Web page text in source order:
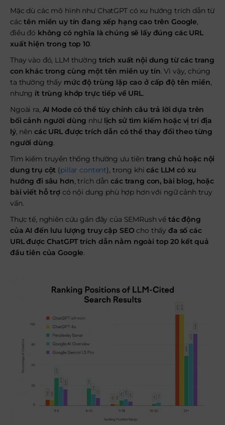
Mặc dù các mô hình như ChatGPT có xu hướng trích dẫn từ
cáctên miền uy tín đang xếp hạng cao trên Google,
điều đó không có nghĩa là chúng sẽ lấy đúng các URL
xuất hiện trong top 10.
Thay vào đó, LLM thường trích xuất nội dung từ các trang
con khác trong cùng một tên miền uy tín. Vì vậy, chúng
ta thường thấy mức độ trùng lặp cao ở cấp độ tên miền,
nhưng ít trùng khớp trực tiếp về URL.
Ngoài ra, AI Mode có thể tùy chỉnh câu trả lời dựa trên
bối cảnh người dùng như lịch sử tìm kiếm hoặc vị trí địa
lý, nên các URL được trích dẫn có thể thay đổi theo từng
người dùng.
Tìm kiếm truyền thống thường ưu tiên trang chủ hoặc nội
dung trụ cột (pillar content), trong khicác LLM có xu
hướng đi sâu hơn, trích dẫncác trang con, bài blog, hoặc
bài viết hỗ trợcó nội dung phù hợp hơn với ngữ cảnh truy
vấn.
Thực tế, nghiên cứu gần đây của SEMRush về tác động
của AI đến lưu lượng truy cập SEO cho thấy đa số các
URL được ChatGPT trích dẫn nằm ngoài top 20 kết quả
đầu tiên của Google.